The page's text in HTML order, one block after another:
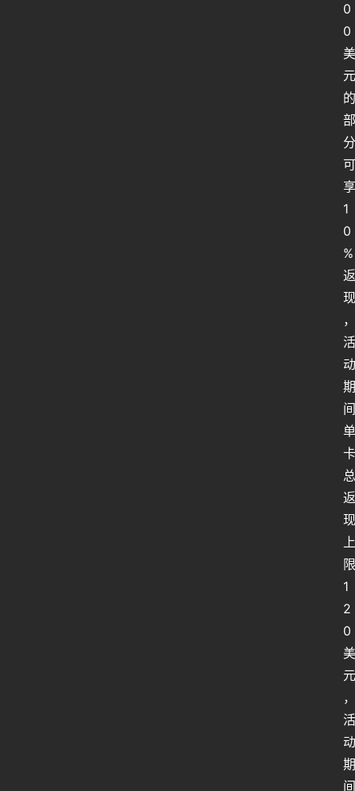
0
0
美
元
的
部
分
可
享
1
0
%
返
现
，
活
动
期
间
单
卡
总
返
现
上
限
1
2
0
美
元
，
活
动
期
间